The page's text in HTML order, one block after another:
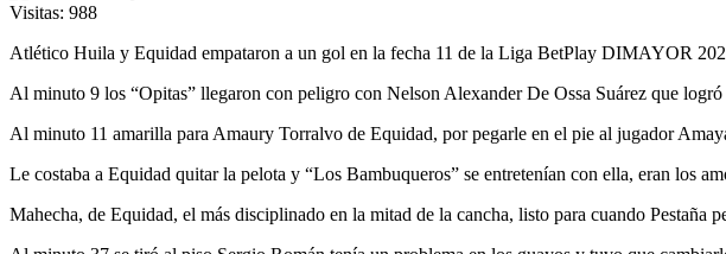
Visitas: 988
Atlético Huila y Equidad empataron a un gol en la fecha 11 de la Liga BetPlay DIMAYOR
Al minuto 9 los “Opitas” llegaron con peligro con Nelson Alexander De Ossa Suárez que
Al minuto 11 amarilla para Amaury Torralvo de Equidad, por pegarle en el pie al jugador
Le costaba a Equidad quitar la pelota y “Los Bambuqueros” se entretenían con ella, eran los
Mahecha, de Equidad, el más disciplinado en la mitad de la cancha, listo para cuando